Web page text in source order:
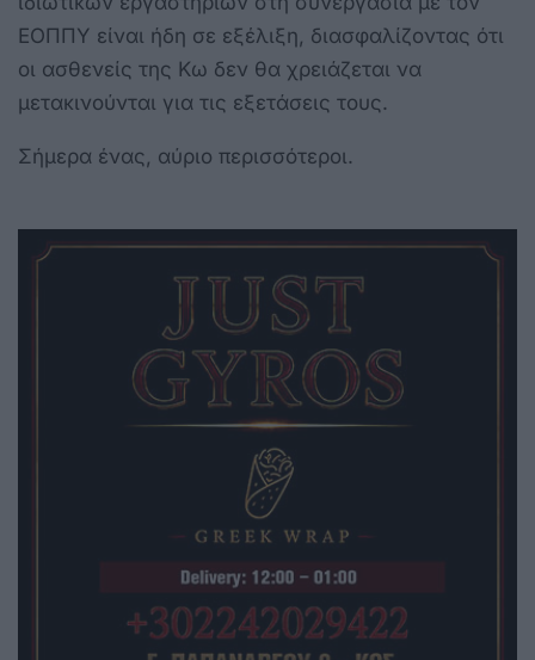
ΕΟΠΠΥ είναι ήδη σε εξέλιξη, διασφαλίζοντας ότι
οι ασθενείς της Κω δεν θα χρειάζεται να
μετακινούνται για τις εξετάσεις τους.
Σήμερα ένας, αύριο περισσότεροι.